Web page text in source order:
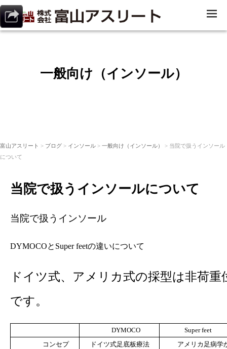
NU
一般向け（インソール）
富山アスリート > ブログ > インソール > 一般向け（インソール）
> 当院で扱うインソール
について
当院で扱うインソールについて
当院で扱うインソール
DYMOCOと Super feetの違いについて
ドイツ式、アメリカ式の採型は非荷重
です。
DYMOCO Super feet
コンセプ
ドイツ式足底板療法
アメリカ足病学